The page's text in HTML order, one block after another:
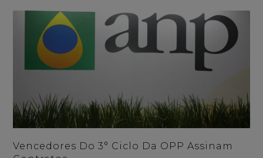
Vencedores Do 3° Ciclo Da OPP Assinam